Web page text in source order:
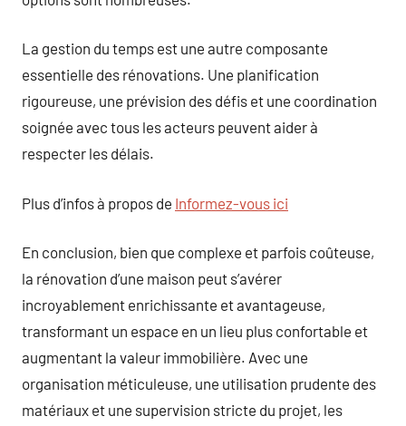
La gestion du temps est une autre composante
essentielle des rénovations. Une planification
rigoureuse, une prévision des défis et une coordination
soignée avec tous les acteurs peuvent aider à
respecter les délais.
Plus d’infos à propos de Informez-vous ici
En conclusion, bien que complexe et parfois coûteuse,
la rénovation d’une maison peut s’avérer
incroyablement enrichissante et avantageuse,
transformant un espace en un lieu plus confortable et
augmentant la valeur immobilière. Avec une
organisation méticuleuse, une utilisation prudente des
matériaux et une supervision stricte du projet, les